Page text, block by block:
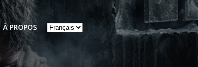
À PROPOS
Choisir